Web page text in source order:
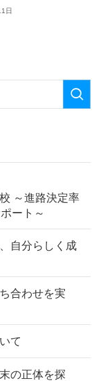
日
～進路決定率
ート～
自分らしく成
合わせを実
て
の正体を探